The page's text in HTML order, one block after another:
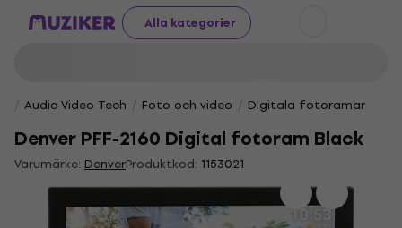
Alla kategorier
Audio Video Tech Foto och video Digitala fotoramar
Denver PFF-2160 Digital fotoram Black
Varumärke: DenverProduktkod: 1153021